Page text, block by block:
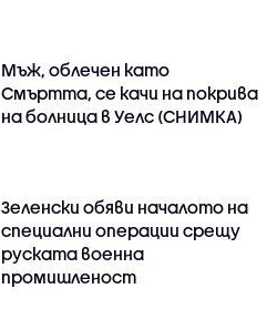
Мъж, облечен като
Смъртта, се качи на покрива
на болница в Уелс (СНИМКА)
Зеленски обяви началото на
специални операции срещу
руската военна
промишленост